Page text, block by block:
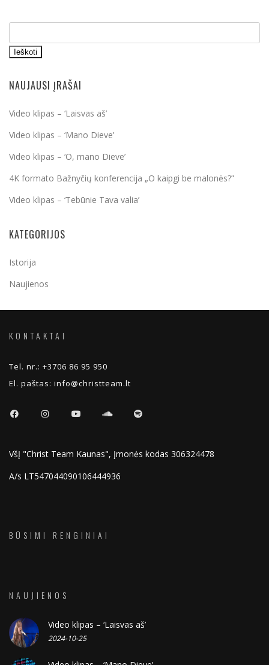
Ieškoti
NAUJAUSI ĮRAŠAI
Video klipas – ‘Laisvas aš’
Video klipas – ‘Mano Dieve’
Video klipas – ‘O, mano Dieve’
4K formato Bažnyčių konferencija „O kaipgi be malonės?”
Video klipas – ‘Tebūnie Tava valia’
KATEGORIJOS
Istorija
Naujienos
KONTAKTAI
Tel. nr.: +3706 86 95 950
El. paštas: info@christteam.lt
VšĮ "Christ Team Kaunas", Įmonės kodas 306324478
A/s LT547044090106444936
BŪSIMI RENGINIAI
NAUJIENOS
Video klipas – ‘Laisvas aš’
2024-10-25